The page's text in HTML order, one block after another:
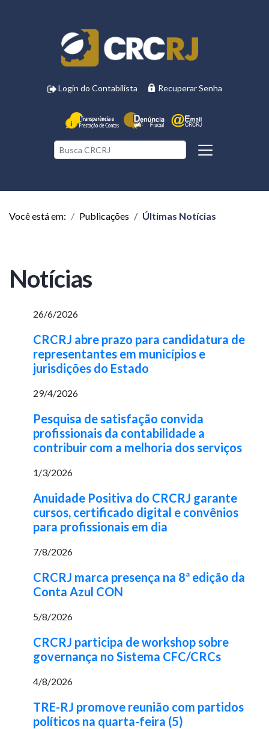
Login do Contabilista Recuperar Senha
Você está em: Publicações Últimas Notícias
Notícias
26/6/2026
CRCRJ abre prazo para candidatura de
representantes em municípios e
jurisdições do Estado
29/4/2026
Pesquisa de satisfação convida
profissionais da contabilidade a
contribuir com a melhoria dos serviços
1/3/2026
Anuidade Positiva do CRCRJ garante
cursos, certificado digital e convênios
para profissionais em dia
7/8/2026
CRCRJ marca presença na 8ª edição da
Conta Azul CON
5/8/2026
CRCRJ participa de workshop sobre
governança no Sistema CFC/CRCs
4/8/2026
TRE-RJ promove reunião com partidos
políticos na quarta-feira (5)